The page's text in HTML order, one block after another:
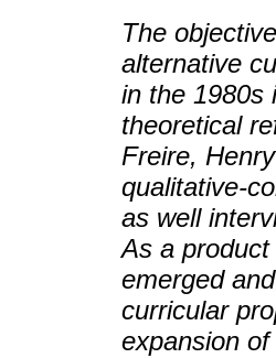
The
alternative
in the 1980s
theoretical
Freire,
qualitative-
as well
As a product
emerged
curricular
expansion